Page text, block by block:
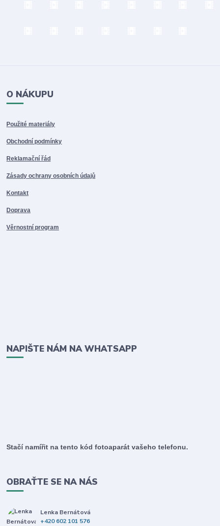
O NÁKUPU
Použité materiály
Obchodní podmínky
Reklamační řád
Zásady ochrany osobních údajů
Kontakt
Doprava
Věrnostní program
NAPIŠTE NÁM NA WHATSAPP
Stačí namířit na tento kód fotoaparát vašeho telefonu.
OBRAŤTE SE NA NÁS
Lenka Bernátová
+420 602 101 576